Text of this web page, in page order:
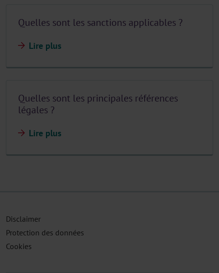
Quelles sont les sanctions applicables ?
Lire plus
Quelles sont les principales références
légales ?
Lire plus
Disclaimer
Protection des données
Cookies